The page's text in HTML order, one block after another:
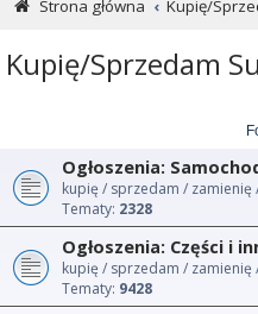
Strona główna
Kupię/
Kupię/Sprzedam
Ogłoszenia:
kupię / sprzedam /
Tematy: 2328
Ogłoszenia: Części i
kupię / sprzedam /
Tematy: 9428